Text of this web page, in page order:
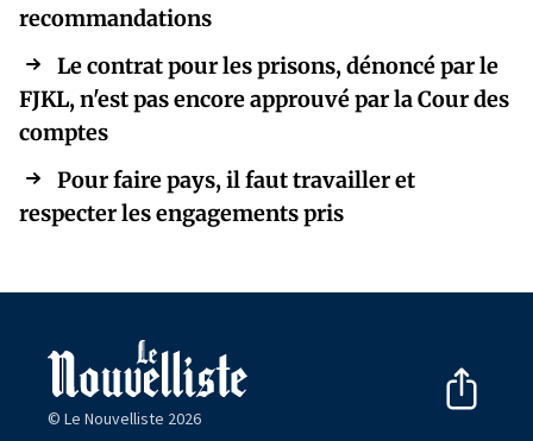
recommandations
Le contrat pour les prisons, dénoncé par le
FJKL, n'est pas encore approuvé par la Cour des
comptes
Pour faire pays, il faut travailler et
respecter les engagements pris
© Le Nouvelliste 2026